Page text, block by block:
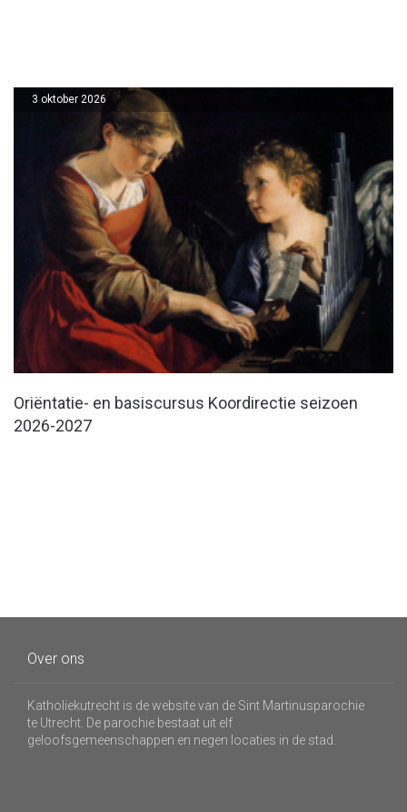
Oriëntatie- en basiscursus Koordirectie seizoen
2026-2027
3 oktober 2026
Over ons
Katholiekutrecht is de website van de Sint Martinusparochie
te Utrecht. De parochie bestaat uit elf
geloofsgemeenschappen en negen locaties in de stad.